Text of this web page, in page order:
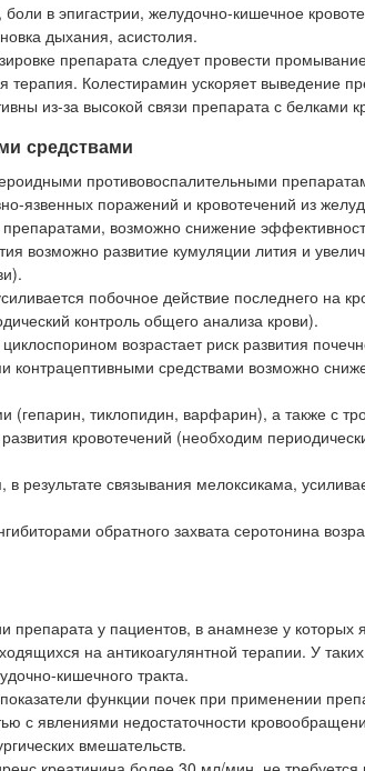
в эпигастрии, желудочно-кишечное
дыхания, асистолия.
препарата следует провести
терапия. Колестирамин ускоряет выведение
из-за высокой связи препарата с белками
средствами
противовоспалительными
язвенных поражений и кровотечений из
возможно снижение
развитие кумуляции лития и
побочное действие последнего на
контроль общего анализа крови).
возрастает риск развития
средствами возможно
тиклопидин, варфарин), а также с
кровотечений (необходим
связывания мелоксикама,
обратного захвата серотонина
у пациентов, в анамнезе у которых
на антикоагулянтной терапии. У
кишечного тракта.
функции почек при применении
с явлениями недостаточности
вмешательств.